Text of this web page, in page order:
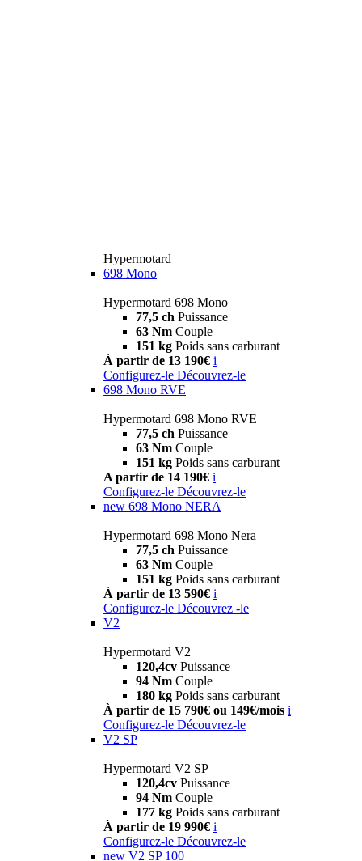
Hypermotard
698 Mono
Hypermotard 698 Mono
77,5 ch Puissance
63 Nm Couple
151 kg Poids sans carburant
À partir de 13 190€ i
Configurez-le Découvrez-le
698 Mono RVE
Hypermotard 698 Mono RVE
77,5 ch Puissance
63 Nm Couple
151 kg Poids sans carburant
A partir de 14 190€ i
Configurez-le Découvrez-le
new 698 Mono NERA
Hypermotard 698 Mono Nera
77,5 ch Puissance
63 Nm Couple
151 kg Poids sans carburant
À partir de 13 590€ i
Configurez-le Découvrez -le
V2
Hypermotard V2
120,4cv Puissance
94 Nm Couple
180 kg Poids sans carburant
À partir de 15 790€ ou 149€/mois i
Configurez-le Découvrez-le
V2 SP
Hypermotard V2 SP
120,4cv Puissance
94 Nm Couple
177 kg Poids sans carburant
À partir de 19 990€ i
Configurez-le Découvrez-le
new V2 SP 100